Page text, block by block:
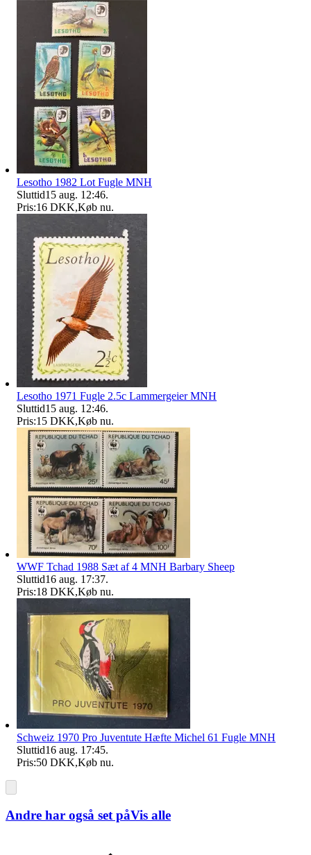
Lesotho 1982 Lot Fugle MNH
Sluttid15 aug. 12:46.
Pris:16 DKK,Køb nu.
Lesotho 1971 Fugle 2.5c Lammergeier MNH
Sluttid15 aug. 12:46.
Pris:15 DKK,Køb nu.
WWF Tchad 1988 Sæt af 4 MNH Barbary Sheep
Sluttid16 aug. 17:37.
Pris:18 DKK,Køb nu.
Schweiz 1970 Pro Juventute Hæfte Michel 61 Fugle MNH
Sluttid16 aug. 17:45.
Pris:50 DKK,Køb nu.
Andre har også set påVis alle